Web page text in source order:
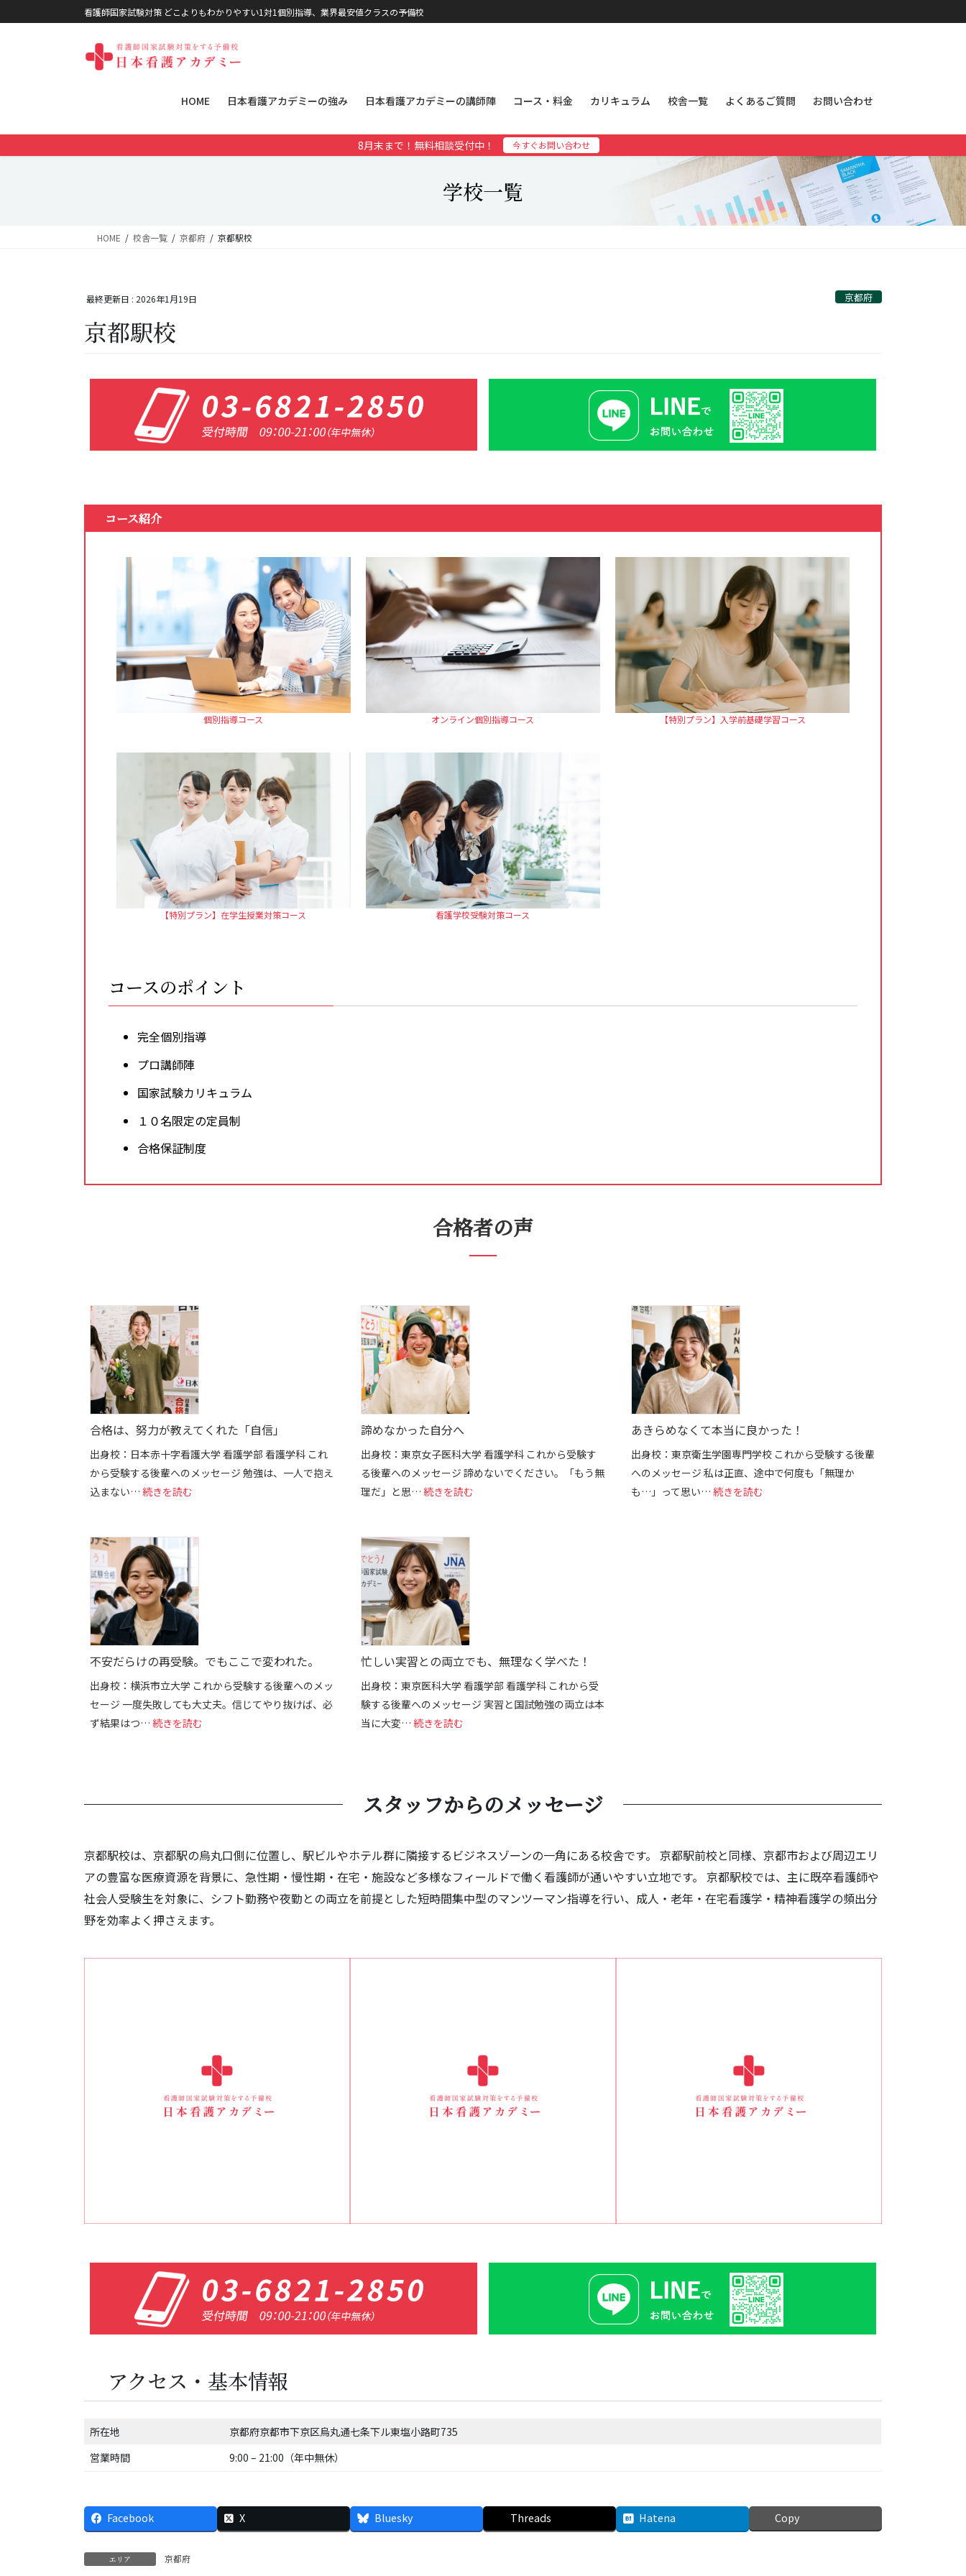
コンテンツに移動
ナビゲーションに移動看護師国家試験対策 どこよりもわかりやすい1対1個別指導、業界最安値クラスの予備校
HOME 日本看護アカデミーの強み 日本看護アカデミーの講師陣 コース・料金 カリキュラム 校舎一覧 よくあるご質問 お問い合わせ
8月末まで！無料相談受付中！ 今すぐお問い合わせ
学校一覧
HOME 校舎一覧 京都府 京都駅校
最終更新日 : 2026年1月19日 京都府
京都駅校
コース紹介
個別指導コース オンライン個別指導コース 【特別プラン】入学前基礎学習コース
【特別プラン】在学生授業対策コース 看護学校受験対策コース
コースのポイント
完全個別指導
プロ講師陣
国家試験カリキュラム
１０名限定の定員制
合格保証制度
合格者の声
合格は、努力が教えてくれた「自信」
出身校：日本赤十字看護大学 看護学部 看護学科 これ
から受験する後輩へのメッセージ 勉強は、一人で抱え
込まない… 続きを読む : 合格は、努力が教えてくれた「自信」
諦めなかった自分へ
出身校：東京女子医科大学 看護学科 これから受験す
る後輩へのメッセージ 諦めないでください。「もう無
理だ」と思… 続きを読む: 諦めなかった自分へ
あきらめなくて本当に良かった！
出身校：東京衛生学園専門学校 これから受験する後輩
へのメッセージ 私は正直、途中で何度も「無理か
も…」って思い…続きを読む
不安だらけの再受験。でもここで変われた。
出身校：横浜市立大学 これから受験する後輩へのメッ
セージ 一度失敗しても大丈夫。信じてやり抜けば、必
ず結果はつ… 続きを読む : 不安だらけの再受験。でもここで変われた。
忙しい実習との両立でも、無理なく学べた！
出身校：東京医科大学 看護学部 看護学科 これから受
験する後輩へのメッセージ 実習と国試勉強の両立は本
当に大変… 続きを読む: 忙しい実習との両立でも、無理なく学べた！
スタッフからのメッセージ
京都駅校は、京都駅の烏丸口側に位置し、駅ビルやホテル群に隣接するビジネスゾーンの一角にある校舎です。 京都駅前校と同様、京都市および周辺エリ
アの豊富な医療資源を背景に、急性期・慢性期・在宅・施設など多様なフィールドで働く看護師が通いやすい立地です。 京都駅校では、主に既卒看護師や
社会人受験生を対象に、シフト勤務や夜勤との両立を前提とした短時間集中型のマンツーマン指導を行い、成人・老年・在宅看護学・精神看護学の頻出分
野を効率よく押さえます。
アクセス・基本情報
所在地
京都府京都市下京区烏丸通七条下ル東塩小路町735
営業時間
9:00 – 21:00（年中無休）
Facebook X Bluesky Threads Hatena Copy
エリア 京都府